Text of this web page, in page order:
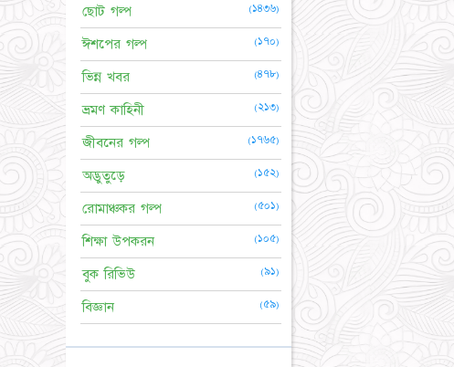
ছোট গল্প (১৪৩৬)
ঈশপের গল্প (১৭০)
ভিন্ন খবর (৪৭৮)
ভ্রমণ কাহিনী (২১৩)
জীবনের গল্প (১৭৬৫)
অদ্ভুতুড়ে (১৫২)
রোমাঞ্চকর গল্প (৫০১)
শিক্ষা উপকরন (১০৫)
বুক রিভিউ (৯১)
বিজ্ঞান (৫৯)